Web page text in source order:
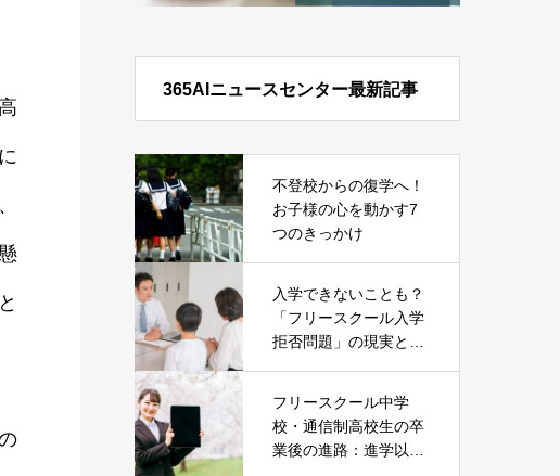
365AIニュースセンター最新記事
不登校からの復学へ！
お子様の心を動かす7
つのきっかけ
入学できないことも？
「フリースクール入学
拒否問題」の現実とそ
フリースクール中学
校・通信制高校生の卒
業後の進路：進学以外